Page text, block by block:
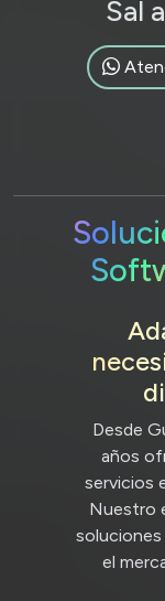
Sal
Desde
años
servicios
Nuestro
el